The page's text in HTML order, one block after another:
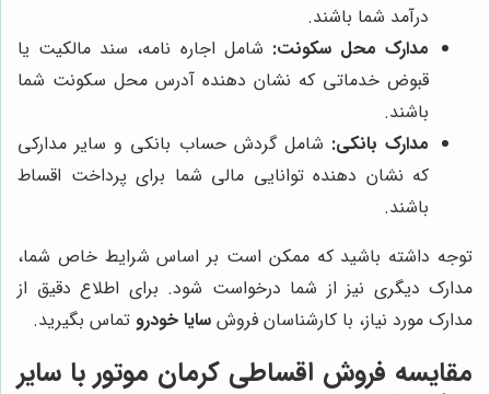
درآمد شما باشند.
مدارک محل سکونت: شامل اجاره نامه، سند مالکیت یا
قبوض خدماتی که نشان دهنده آدرس محل سکونت شما
باشند.
مدارک بانکی: شامل گردش حساب بانکی و سایر مدارکی
که نشان دهنده توانایی مالی شما برای پرداخت اقساط
باشند.
توجه داشته باشید که ممکن است بر اساس شرایط خاص شما،
مدارک دیگری نیز از شما درخواست شود. برای اطلاع دقیق از
مدارک مورد نیاز، با کارشناسان فروش سایا خودرو تماس بگیرید.
مقایسه فروش اقساطی کرمان موتور با سایر